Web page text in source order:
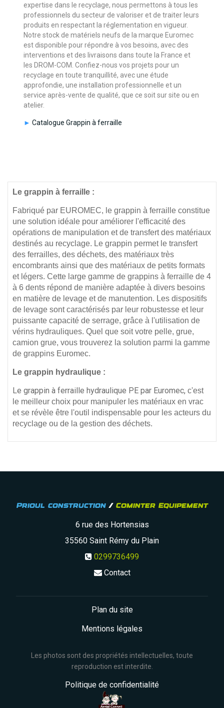
expertise dans le recyclage, nous permettons à tous les
professionnels du secteur de valoriser et de traiter leurs
produits en respectant la réglementation en vigueur.
Notre stock de matériels neufs de la marque Euromec
est disponible pour répondre à vos besoins, avec des
interventions et des livraisons dans toute la France et
les DROM-COM. Confiez-nous vos projets pour un
recyclage en toute tranquillité, avec une étude
approfondie, une installation professionnelle et un
service après-vente de qualité, que ce soit sur site ou en
atelier.
► Catalogue Grappin à ferraille
Le grappin à ferraille :
Fabriqué par EUROMEC, le grappin à ferraille constitue
une solution idéale pour améliorer l'efficacité des
opérations de manipulation et de transfert des matériaux
destinés au recyclage. Le grappin permet le transfert
des ferrailles, des déchets, des matériaux très
encombrants ainsi que des matériaux de petits formats
et légers. Cette large gamme de grappins à ferraille de 4
à 6 dents répond de manière adaptée à divers besoins
en matière de levage et de manutention. Les dispositifs
de levage sont caractérisés par leur robustesse et leur
puissante capacité de serrage, grâce à l'utilisation de
vérins hydrauliques. Quel que soit votre pelle, grue,
camion grue, vous trouverez la solution parmi la gamme
de grappins Euromec.
Le grappin hydraulique :
Le grappin à ferraille hydraulique PE par Euromec, c'est
le meilleur choix pour manipuler les matériaux en vrac
et se révèle être l'outil indispensable pour les acteurs du
recyclage ou de la gestion des déchets.
Prioul construction/ Cominter Equipement
6 rue des Hortensias
35560 Saint Rémy du Plain
0299736499
Contact
Plan du site
Mentions légales
Les photos sont des propriétés intellectuelles, toute
reproduction est interdite.
Politique de confidentialité